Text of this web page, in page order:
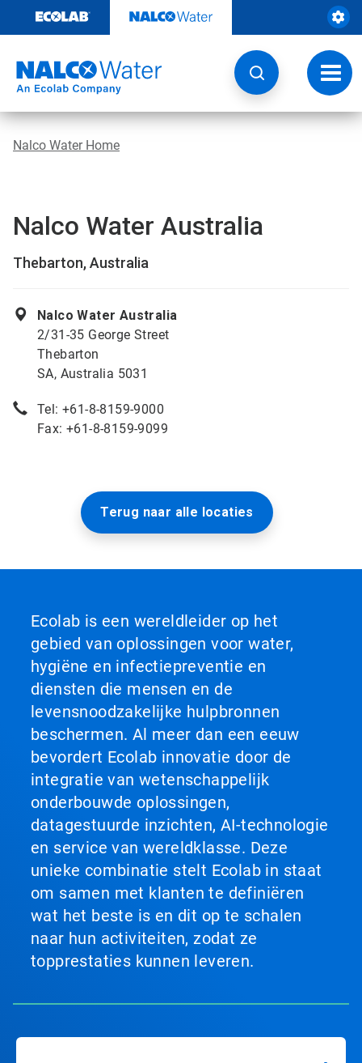
content
Nalco Water Home
Nalco Water Australia
Thebarton, Australia
Nalco Water Australia
2/31-35 George Street
Thebarton
SA, Australia 5031
Tel: +61-8-8159-9000
Fax: +61-8-8159-9099
Terug naar alle locaties
Ecolab is een wereldleider op het
gebied van oplossingen voor water,
hygiëne en infectiepreventie en
diensten die mensen en de
levensnoodzakelijke hulpbronnen
beschermen. Al meer dan een eeuw
bevordert Ecolab innovatie door de
integratie van wetenschappelijk
onderbouwde oplossingen,
datagestuurde inzichten, AI-technologie
en service van wereldklasse. Deze
unieke combinatie stelt Ecolab in staat
om samen met klanten te definiëren
wat het beste is en dit op te schalen
naar hun activiteiten, zodat ze
topprestaties kunnen leveren.